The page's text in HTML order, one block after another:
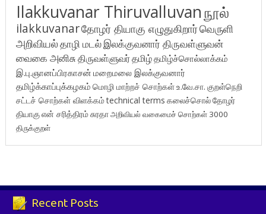
Ilakkuvanar Thiruvalluvanநூல்
ilakkuvanarதோழர் தியாகு எழுதுகிறார்வெருளி
அறிவியல்தாழி மடல்இலக்குவனார் திருவள்ளுவன்
வைகை அனிசுதிருவள்ளுவர்தமிழ்தமிழ்ச்சொல்லாக்கம்
இ.பு.ஞானப்பிரகாசன் மறைமலை இலக்குவனார்
தமிழ்க்காப்புக்கழகம் மொழி மாற்றச் சொற்கள்உ.வே.சா. குறள்நெறி
சட்டச் சொற்கள் விளக்கம்technical terms கலைச்சொல்தோழர்
தியாகுஎன் சரித்திரம்சுரதாஅறிவியல் வகைமைச் சொற்கள் 3000
திருக்குறள்
Recent Posts